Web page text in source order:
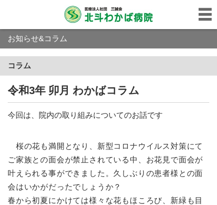
お知らせ&コラム
コラム
令和3年 卯月 わかばコラム
今回は、院内の取り組みについてのお話です
桜の花も満開となり、新型コロナウイルス対策にて
ご家族との面会が禁止されている中、お花見で面会が
叶えられる事ができました。久しぶりの患者様との面
会はいかがだったでしょうか？
春から初夏にかけては様々な花もほころび、新緑も目